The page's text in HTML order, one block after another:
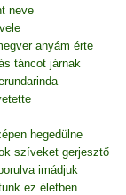
neve
anyám érte
táncot járnak
hegedülne
szíveket gerjesztő
imádjuk
ez életben